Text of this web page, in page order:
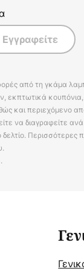
Εγγραφείτε
από τη γκάμα
κουπόνια,
και περιεχόμενο
να διαγραφείτε
Περισσότερες